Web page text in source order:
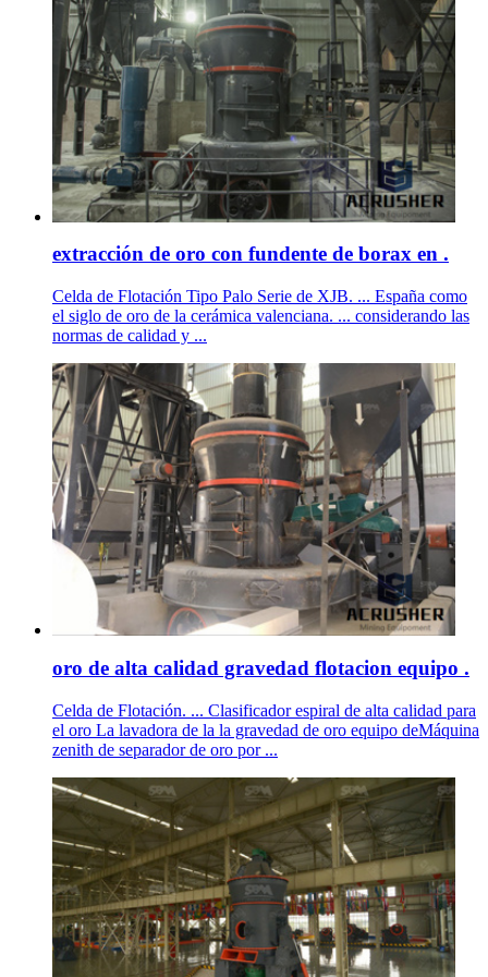
extracción de oro con fundente de borax en .
Celda de Flotación Tipo Palo Serie de XJB. ... España como
el siglo de oro de la cerámica valenciana. ... considerando las
normas de calidad y ...
oro de alta calidad gravedad flotacion equipo .
Celda de Flotación. ... Clasificador espiral de alta calidad para
el oro La lavadora de la la gravedad de oro equipo deMáquina
zenith de separador de oro por ...